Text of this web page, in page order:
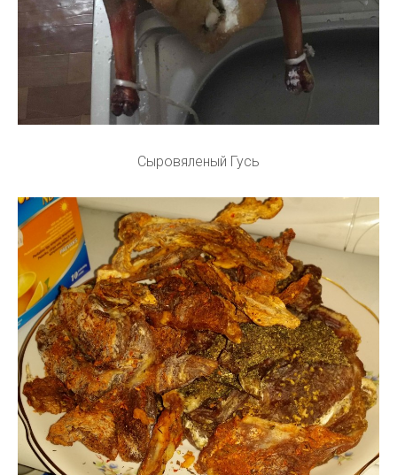
Сыровяленый Гусь